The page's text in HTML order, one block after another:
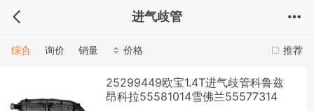
进气歧管
推荐
综合 询价 销量 价格
25299449欧宝1.4T进气歧管科鲁兹
昂科拉55581014雪佛兰55577314